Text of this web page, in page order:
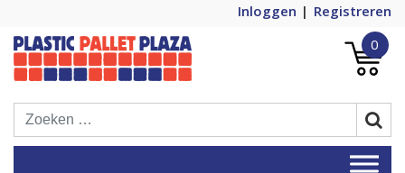
Inloggen
Registreren
Plastic Pallet Plaza
Plastic Pallets Plaza, de nummer 1 in
Europa!
0